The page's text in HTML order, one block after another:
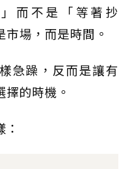
而不是「等著抄
場，而是時間。
急躁，反而是讓有
的時機。